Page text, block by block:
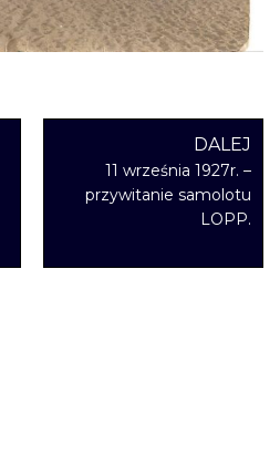
DALEJ
11 września 1927r. –
przywitanie samolotu
LOPP.